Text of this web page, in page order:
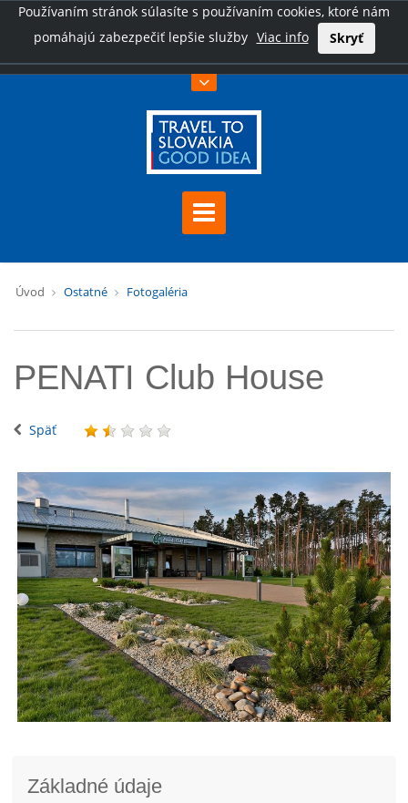
Používaním stránok súlasíte s používaním cookies, ktoré nám
pomáhajú zabezpečiť lepšie služby Viac info Skryť
Úvod Ostatné Fotogaléria
PENATI Club House
Späť
Základné údaje